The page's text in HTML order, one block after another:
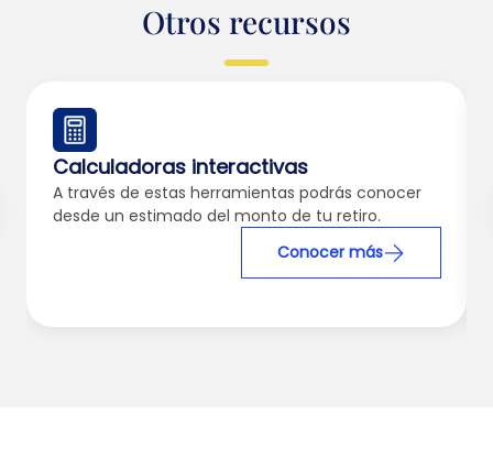
Otros recursos
Calculadoras interactivas
A través de estas herramientas podrás conocer
desde un estimado del monto de tu retiro.
Conocer más